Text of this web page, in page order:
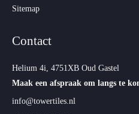
Sitemap
Contact
Helium 4i, 4751XB Oud Gastel
Maak een afspraak om langs te
info@towertiles.nl